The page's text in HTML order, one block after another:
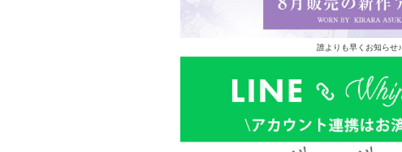
誰よりも早くお知らせ♪